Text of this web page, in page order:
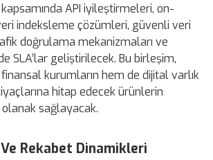
API iyileştirmeleri, on-
indeksleme çözümleri, güvenli veri
doğrulama mekanizmaları ve
SLA’lar geliştirilecek. Bu birleşim,
kurumların hem de dijital varlık
hitap edecek ürünlerin
sağlayacak.
Rekabet Dinamikleri